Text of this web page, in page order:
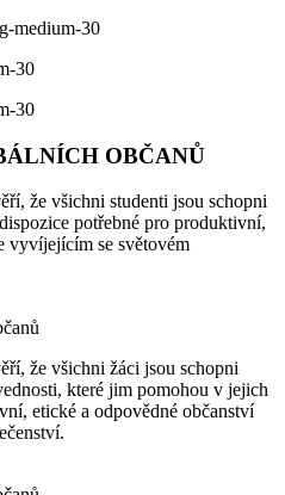
OBČANŮ
že všichni studenti jsou schopni
potřebné pro produktivní,
vyvíjejícím se světovém
že všichni žáci jsou schopni
které jim pomohou v jejich
etické a odpovědné občanství